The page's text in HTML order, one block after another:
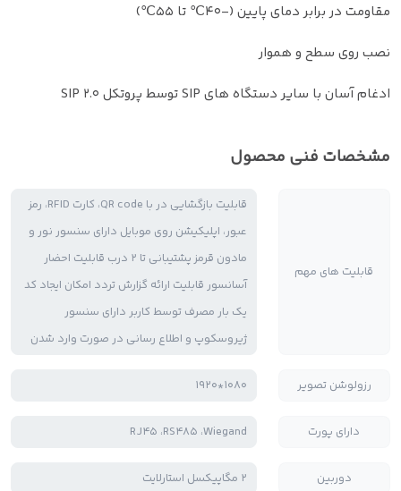
مقاومت در برابر دمای پایین (-40℃ تا 55℃)
نصب روی سطح و هموار
ادغام آسان با سایر دستگاه های SIP توسط پروتکل SIP 2.0
مشخصات فنی محصول
قابلیت های مهم
قابلیت بازگشایی در با QR code، کارت RFID، رمز
عبور، اپلیکیشن روی موبایل دارای سنسور نور و
مادون قرمز پشتیبانی تا 2 درب قابلیت احضار
آسانسور قابلیت ارائه گزارش تردد امکان ایجاد کد
یک بار مصرف توسط کاربر دارای سنسور
ژیروسکوپ و اطلاع رسانی در صورت وارد شدن
رزولوشن تصویر 1080*1920
دارای پورت RJ45 ،RS485 ،Wiegand
دوربین 2 مگاپیکسل استارلایت